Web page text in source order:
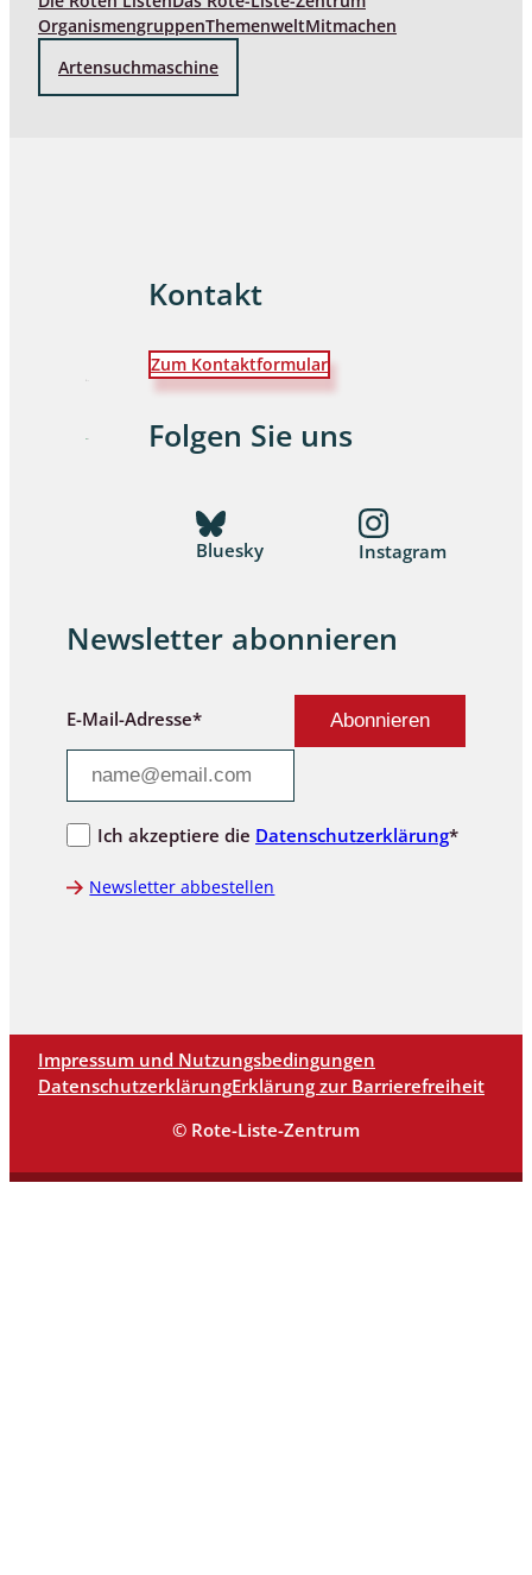
OrganismengruppenThemenweltMitmachen
Artensuchmaschine
Kontakt
Zum Kontaktformular
Folgen Sie uns
Bluesky Instagram
Newsletter abonnieren
E-Mail-Adresse*
Ich akzeptiere die Datenschutzerklärung*
Newsletter abbestellen
Impressum und Nutzungsbedingungen
DatenschutzerklärungErklärung zur Barrierefreiheit
© Rote-Liste-Zentrum